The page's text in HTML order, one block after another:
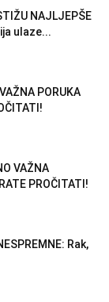
NAJLJEPŠE
ulaze...
PORUKA
VAŽNA
PROČITATI!
Rak,